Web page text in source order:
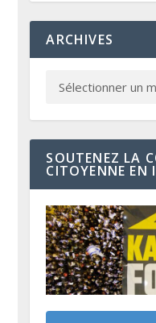
ARCHIVES
SOUTENEZ LA
CITOYENNE EN